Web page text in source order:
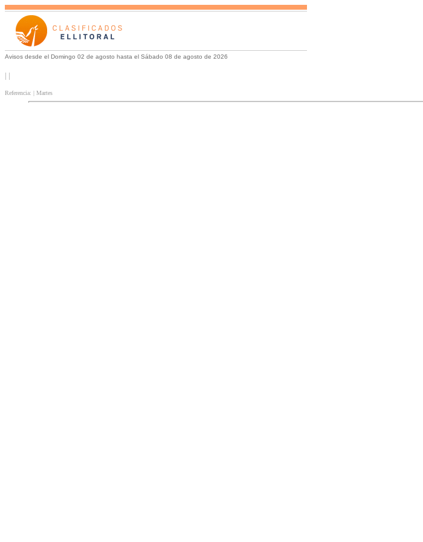
Avisos desde el Domingo 02 de agosto hasta el Sábado 08 de agosto de 2026
| |
Referencia: | Martes